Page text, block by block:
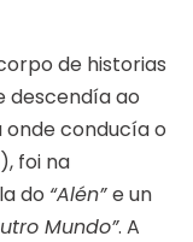
de historias
descendía ao
onde conducía o
foi na
do “Alén”e un
Mundo”. A